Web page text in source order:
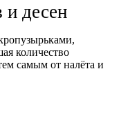
и десен
количество
самым от налёта и